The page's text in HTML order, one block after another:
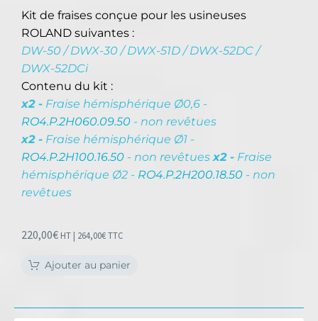
Kit de fraises conçue pour les usineuses
ROLAND suivantes :
DW-50 / DWX-30 / DWX-51D / DWX-52DC /
DWX-52DCi
Contenu du kit :
x2 - Fraise hémisphérique Ø0,6 -
RO4.P.2H060.09.50 - non revêtues
x2 - Fraise hémisphérique Ø1 -
RO4.P.2H100.16.50 - non revêtuesx2 - Fraise
hémisphérique Ø2 - RO4.P.2H200.18.50 - non
revêtues
220,00€ HT | 264,00€TTC
Ajouter au panier